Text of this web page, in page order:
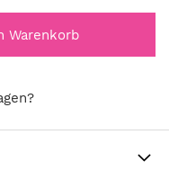
Warenkorb